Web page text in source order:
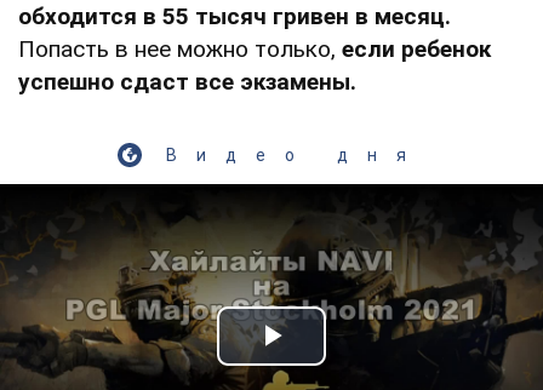
обходится в 55 тысяч гривен в месяц.
Попасть в нее можно только, если ребенок
успешно сдаст все экзамены.
Видео дня
Play Video